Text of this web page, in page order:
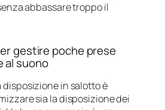
abbassare troppo il
gestire poche prese
al suono
disposizione in salotto è
sia la disposizione dei